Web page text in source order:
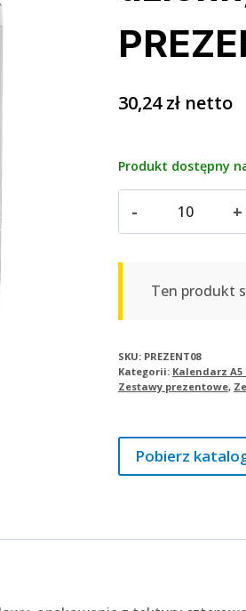
30,24zł netto
Produkt dostępny
Kalendarz
A5
dzienny
|
PREZENT08
Ten produkt
SKU: PREZENT08
Kategorii: Kalendarz A5
Zestawy prezentowe,
Pobierz